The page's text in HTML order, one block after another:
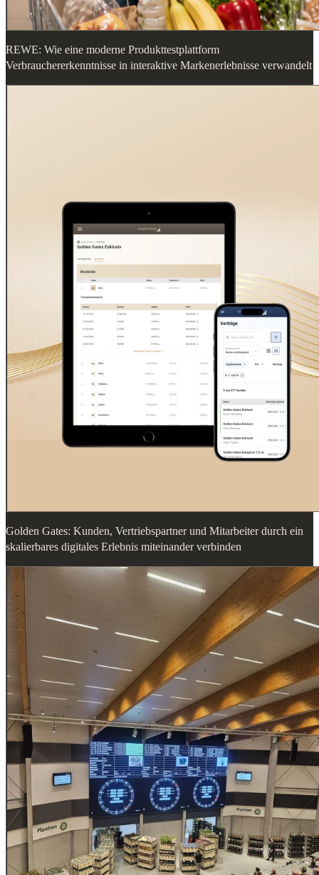
REWE: Wie eine moderne Produkttestplattform
Verbrauchererkenntnisse in interaktive Markenerlebnisse verwandelt
Golden Gates: Kunden, Vertriebspartner und Mitarbeiter durch ein
skalierbares digitales Erlebnis miteinander verbinden